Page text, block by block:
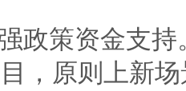
强政策资金支
，原则上新